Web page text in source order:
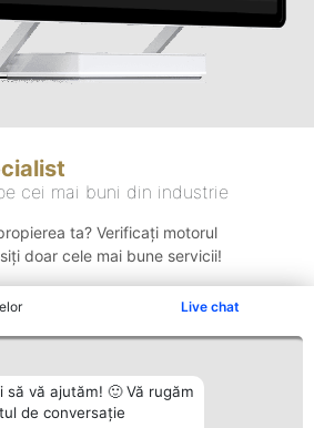
Live chat
vă ajutăm! 🙂 Vă rugăm
de conversație
cei mai buni din industrie
ta? Verificați motorul
doar cele mai bune servicii!